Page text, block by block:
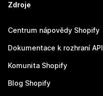
Zdroje
Centrum nápovědy Shopify
Dokumentace k rozhraní API
Komunita Shopify
Blog Shopify